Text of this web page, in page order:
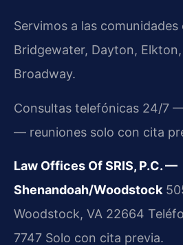
Servimos a las
Bridgewater, Dayton,
Broadway.
Consultas telefónicas 24/7
— reuniones solo con cita
Law Offices Of SRIS, P.C. —
Shenandoah/Woodstock
Woodstock, VA 22664
7747 Solo con cita previa.